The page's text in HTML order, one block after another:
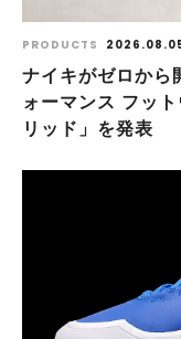
PRODUCTS
ナイキがゼロから
ォーマンス フッ
リッド」を発表